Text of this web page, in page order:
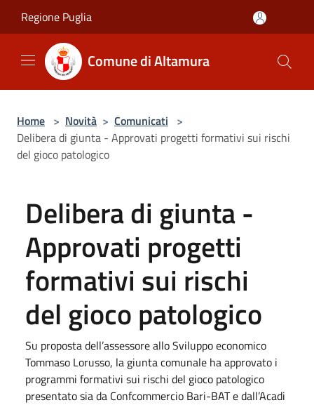
Regione Puglia
Comune di Altamura
Home > Novità > Comunicati >
Delibera di giunta - Approvati progetti formativi sui rischi
del gioco patologico
Delibera di giunta -
Approvati progetti
formativi sui rischi
del gioco patologico
Su proposta dell’assessore allo Sviluppo economico
Tommaso Lorusso, la giunta comunale ha approvato i
programmi formativi sui rischi del gioco patologico
presentato sia da Confcommercio Bari-BAT e dall’Acadi